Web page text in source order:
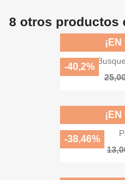
8 otros productos
-40,2%
-38,46%